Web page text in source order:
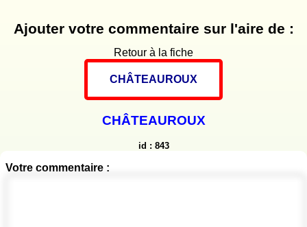
Ajouter votre commentaire sur l'aire de :
Retour à la fiche
CHÂTEAUROUX
CHÂTEAUROUX
id : 843
Votre commentaire :